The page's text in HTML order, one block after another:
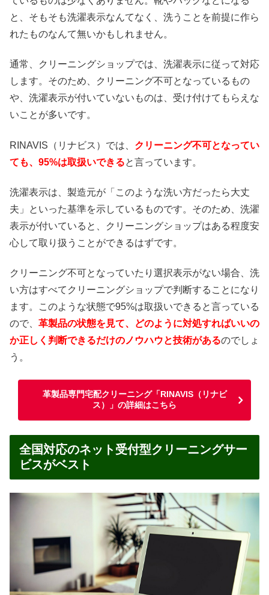
と、そもそも洗濯表示なんてなく、洗うことを前提に作ら
れたものなんて無いかもしれません。
通常、クリーニングショップでは、洗濯表示に従って対応
します。そのため、クリーニング不可となっているもの
や、洗濯表示が付いていないものは、受け付けてもらえな
いことが多いです。
RINAVIS（リナビス）では、 クリーニング不可となってい
ても、95%は取扱いできると言っています。
洗濯表示は、製造元が「このような洗い方だったら大丈
夫」といった基準を示しているものです。そのため、洗濯
表示が付いていると、クリーニングショップはある程度安
心して取り扱うことができるはずです。
クリーニング不可となっていたり選択表示がない場合、洗
い方はすべてクリーニングショップで判断することになり
ます。このような状態で95%は取扱いできると言っている
ので、 革製品の状態を見て、どのように対処すればいいの
か正しく判断できるだけのノウハウと技術があるのでしょ
う。
革製品専門宅配クリーニング「RINAVIS（リナビ
ス）」の詳細はこちら
全国対応のネット受付型クリーニングサー
ビスがベスト